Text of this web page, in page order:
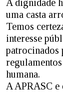
A dignidade
uma casta
Temos
interesse
patrocinados
humana.
A APRASC e